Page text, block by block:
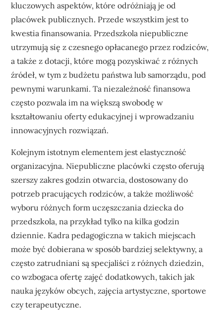
kluczowych aspektów, które odróżniają je od
placówek publicznych. Przede wszystkim jest to
kwestia finansowania. Przedszkola niepubliczne
utrzymują się z czesnego opłacanego przez rodziców,
a także z dotacji, które mogą pozyskiwać z różnych
źródeł, w tym z budżetu państwa lub samorządu, pod
pewnymi warunkami. Ta niezależność finansowa
często pozwala im na większą swobodę w
kształtowaniu oferty edukacyjnej i wprowadzaniu
innowacyjnych rozwiązań.
Kolejnym istotnym elementem jest elastyczność
organizacyjna. Niepubliczne placówki często oferują
szerszy zakres godzin otwarcia, dostosowany do
potrzeb pracujących rodziców, a także możliwość
wyboru różnych form uczęszczania dziecka do
przedszkola, na przykład tylko na kilka godzin
dziennie. Kadra pedagogiczna w takich miejscach
może być dobierana w sposób bardziej selektywny, a
często zatrudniani są specjaliści z różnych dziedzin,
co wzbogaca ofertę zajęć dodatkowych, takich jak
nauka języków obcych, zajęcia artystyczne, sportowe
czy terapeutyczne.